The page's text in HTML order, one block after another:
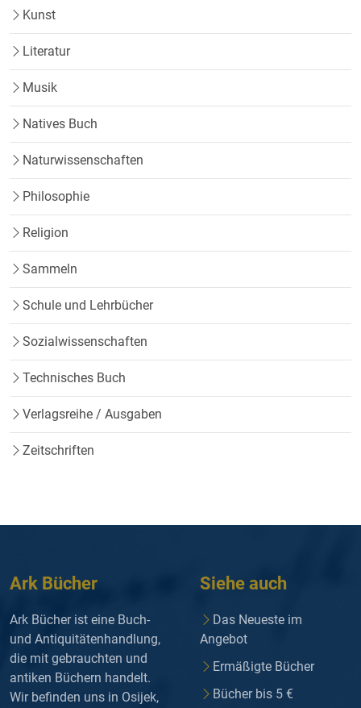
Kunst
Literatur
Musik
Natives Buch
Naturwissenschaften
Philosophie
Religion
Sammeln
Schule und Lehrbücher
Sozialwissenschaften
Technisches Buch
Verlagsreihe / Ausgaben
Zeitschriften
Ark Bücher
Ark Bücher ist eine Buch-
und Antiquitätenhandlung,
die mit gebrauchten und
antiken Büchern handelt.
Wir befinden uns in Osijek,
Siehe auch
Das Neueste im
Angebot
Ermäßigte Bücher
Bücher bis 5 €